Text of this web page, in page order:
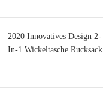
2020 Innovatives Design 2-
In-1 Wickeltasche Rucksack